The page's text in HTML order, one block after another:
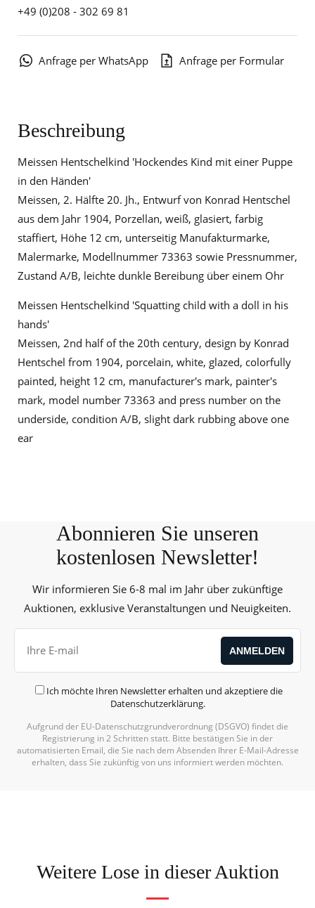
+49 (0)208 - 302 69 81
Anfrage per WhatsApp Anfrage per Formular
Beschreibung
Meissen Hentschelkind 'Hockendes Kind mit einer Puppe
in den Händen'
Meissen, 2. Hälfte 20. Jh., Entwurf von Konrad Hentschel
aus dem Jahr 1904, Porzellan, weiß, glasiert, farbig
staffiert, Höhe 12 cm, unterseitig Manufakturmarke,
Malermarke, Modellnummer 73363 sowie Pressnummer,
Zustand A/B, leichte dunkle Bereibung über einem Ohr
Meissen Hentschelkind 'Squatting child with a doll in his
hands'
Meissen, 2nd half of the 20th century, design by Konrad
Hentschel from 1904, porcelain, white, glazed, colorfully
painted, height 12 cm, manufacturer's mark, painter's
mark, model number 73363 and press number on the
underside, condition A/B, slight dark rubbing above one
ear
Abonnieren Sie unseren
kostenlosen Newsletter!
Wir informieren Sie 6-8 mal im Jahr über zukünftige
Auktionen, exklusive Veranstaltungen und Neuigkeiten.
Ich möchte Ihren Newsletter erhalten und akzeptiere die
Datenschutzerklärung.
Aufgrund der EU-Datenschutzgrundverordnung (DSGVO) findet die
Registrierung in 2 Schritten statt. Bitte bestätigen Sie in der
automatisierten Email, die Sie nach dem Absenden Ihrer E-Mail-Adresse
erhalten, dass Sie zukünftig von uns informiert werden möchten.
Weitere Lose in dieser Auktion